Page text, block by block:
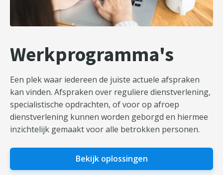
Werkprogramma's
Een plek waar iedereen de juiste actuele afspraken
kan vinden. Afspraken over reguliere dienstverlening,
specialistische opdrachten, of voor op afroep
dienstverlening kunnen worden geborgd en hiermee
inzichtelijk gemaakt voor alle betrokken personen.
Bekijk oplossingen